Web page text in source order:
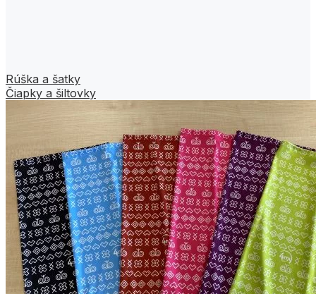
Rúška a šatky
Čiapky a šiltovky